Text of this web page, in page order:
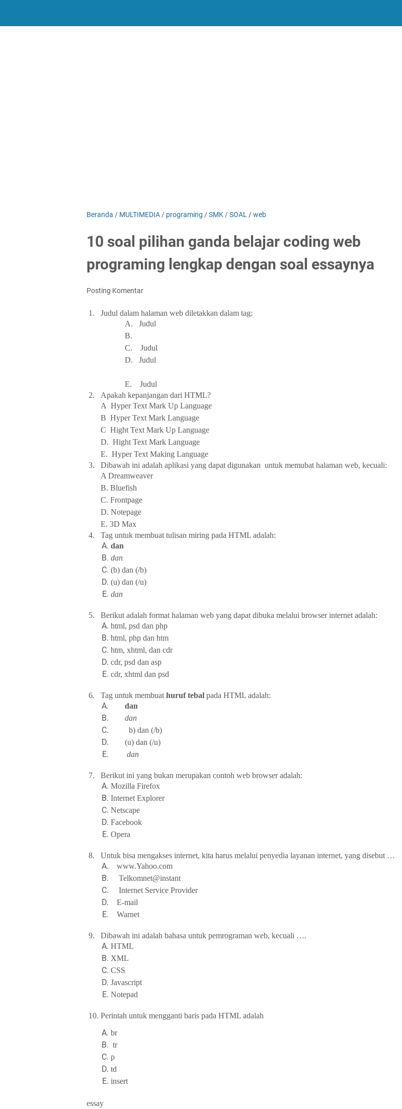
Beranda / MULTIMEDIA / programing /SMK /SOAL /web
10 soal pilihan ganda belajar coding web
programing lengkap dengan soal essaynya
Posting Komentar
1. Judul dalam halaman web diletakkan dalam tag:
A. Judul
B.
C. Judul
D. Judul
E. Judul
2.
Apakah kepanjangan dari HTML?
A Hyper Text Mark Up Language
B Hyper Text Mark Language
C Hight Text Mark Up Language
D. Hight Text Mark Language
E. Hyper Text Making Language
3.
Dibawah ini adalah aplikasi yang dapat digunakan untuk memubat halaman web, kecuali:
A Dreamweaver
B. Bluefish
C. Frontpage
D. Notepage
E. 3D Max
4.
Tag untuk membuat tulisan miring pada HTML adalah:
dan
dan
(b) dan (/b)
(u) dan (/u)
dan
5.
Berikut adalah format halaman web yang dapat dibuka melalui browser internet adalah:
html, psd dan php
html, php dan htm
htm, xhtml, dan cdr
cdr, psd dan asp
cdr, xhtml dan psd
6. Tag untuk membuathuruf tebal pada HTML adalah:
dan
dan
b) dan (/b)
(u) dan (/u)
dan
7.
Berikut ini yang bukan merupakan contoh web browser adalah:
Mozilla Firefox
Internet Explorer
Netscape
Facebook
Opera
8.
Untuk bisa mengakses internet, kita harus melalui penyedia layanan internet, yang disebut …
www.Yahoo.com
Telkomnet@instant
Internet Service Provider
E-mail
Warnet
9.
Dibawah ini adalah bahasa untuk pemrograman web, kecuali ….
HTML
XML
CSS
Javascript
Notepad
10. Perintah untuk mengganti baris pada HTML adalah
br
tr
p
td
insert
essay